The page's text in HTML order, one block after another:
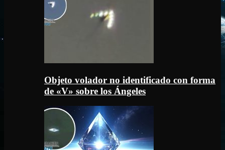
Objeto volador no identificado con forma
de «V» sobre los Ángeles